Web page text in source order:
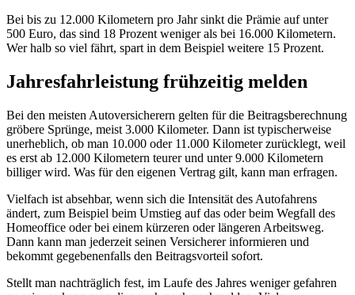
Bei bis zu 12.000 Kilometern pro Jahr sinkt die Prämie auf unter
500 Euro, das sind 18 Prozent weniger als bei 16.000 Kilometern.
Wer halb so viel fährt, spart in dem Beispiel weitere 15 Prozent.
Jahresfahrleistung frühzeitig melden
Bei den meisten Autoversicherern gelten für die Beitragsberechnung
gröbere Sprünge, meist 3.000 Kilometer. Dann ist typischerweise
unerheblich, ob man 10.000 oder 11.000 Kilometer zurücklegt, weil
es erst ab 12.000 Kilometern teurer und unter 9.000 Kilometern
billiger wird. Was für den eigenen Vertrag gilt, kann man erfragen.
Vielfach ist absehbar, wenn sich die Intensität des Autofahrens
ändert, zum Beispiel beim Umstieg auf das oder beim Wegfall des
Homeoffice oder bei einem kürzeren oder längeren Arbeitsweg.
Dann kann man jederzeit seinen Versicherer informieren und
bekommt gegebenenfalls den Beitragsvorteil sofort.
Stellt man nachträglich fest, im Laufe des Jahres weniger gefahren